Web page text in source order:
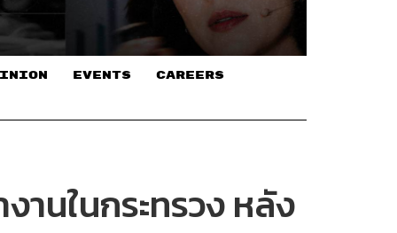
EVENTS CAREERS
านในกระทรวง หลัง